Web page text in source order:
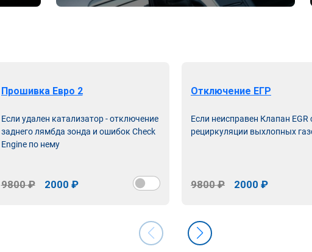
Прошивка Евро 2
Если удален катализатор - отключение
заднего лямбда зонда и ошибок Check
Engine по нему
9800 ₽ 2000 ₽
Отключение ЕГР
Если неисправен Клапан EGR
рециркуляции выхлопных
9800 ₽ 2000 ₽